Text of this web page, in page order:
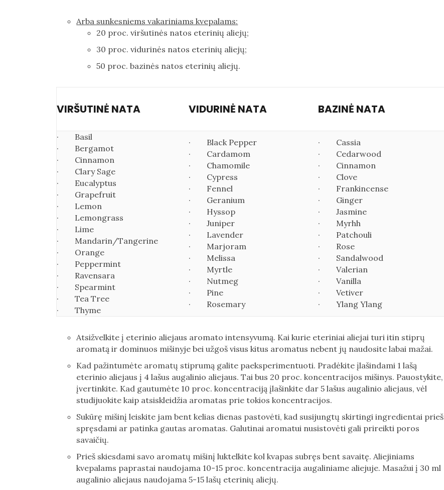
Arba sunkesniems vakariniams kvepalams:
20 proc. viršutinės natos eterinių aliejų;
30 proc. vidurinės natos eterinių aliejų;
50 proc. bazinės natos eterinių aliejų.
VIRŠUTINĖ NATA VIDURINĖ NATA BAZINĖ NATA
· Basil
· Bergamot
· Cinnamon
· Clary Sage
· Eucalyptus
· Grapefruit
· Lemon
· Lemongrass
· Lime
· Mandarin/Tangerine
· Orange
· Peppermint
· Ravensara
· Spearmint
· Tea Tree
· Thyme
· Black Pepper
· Cardamom
· Chamomile
· Cypress
· Fennel
· Geranium
· Hyssop
· Juniper
· Lavender
· Marjoram
· Melissa
· Myrtle
· Nutmeg
· Pine
· Rosemary
· Cassia
· Cedarwood
· Cinnamon
· Clove
· Frankincense
· Ginger
· Jasmine
· Myrhh
· Patchouli
· Rose
· Sandalwood
· Valerian
· Vanilla
· Vetiver
· Ylang Ylang
Atsižvelkite į eterinio aliejaus aromato intensyvumą. Kai kurie eteriniai aliejai turi itin stiprų
aromatą ir dominuos mišinyje bei užgoš visus kitus aromatus nebent jų naudosite labai mažai.
Kad pažintumėte aromatų stiprumą galite paeksperimentuoti. Pradėkite įlašindami 1 lašą
eterinio aliejaus į 4 lašus augalinio aliejaus. Tai bus 20 proc. koncentracijos mišinys. Pauostykite,
įvertinkite. Kad gautumėte 10 proc. koncentraciją įlašinkite dar 5 lašus augalinio aliejaus, vėl
studijuokite kaip atsiskleidžia aromatas prie tokios koncentracijos.
Sukūrę mišinį leiskite jam bent kelias dienas pastovėti, kad susijungtų skirtingi ingredientai prieš
spręsdami ar patinka gautas aromatas. Galutinai aromatui nusistovėti gali prireikti poros
savaičių.
Prieš skiesdami savo aromatų mišinį luktelkite kol kvapas subręs bent savaitę. Aliejiniams
kvepalams paprastai naudojama 10-15 proc. koncentracija augaliniame aliejuje. Masažui į 30 ml
augalinio aliejaus naudojama 5-15 lašų eterinių aliejų.